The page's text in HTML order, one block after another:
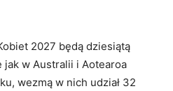
2027 będą dziesiątą
w Australii i Aotearoa
wezmą w nich udział 32